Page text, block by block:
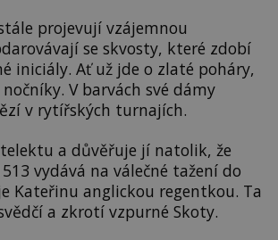
projevují vzájemnou
se skvosty, které zdobí
iniciály. Ať už jde o zlaté poháry,
V barvách své dámy
v rytířských turnajích.
a důvěřuje jí natolik, že
vydává na válečné tažení do
Kateřinu anglickou regentkou. Ta
a zkrotí vzpurné Skoty.